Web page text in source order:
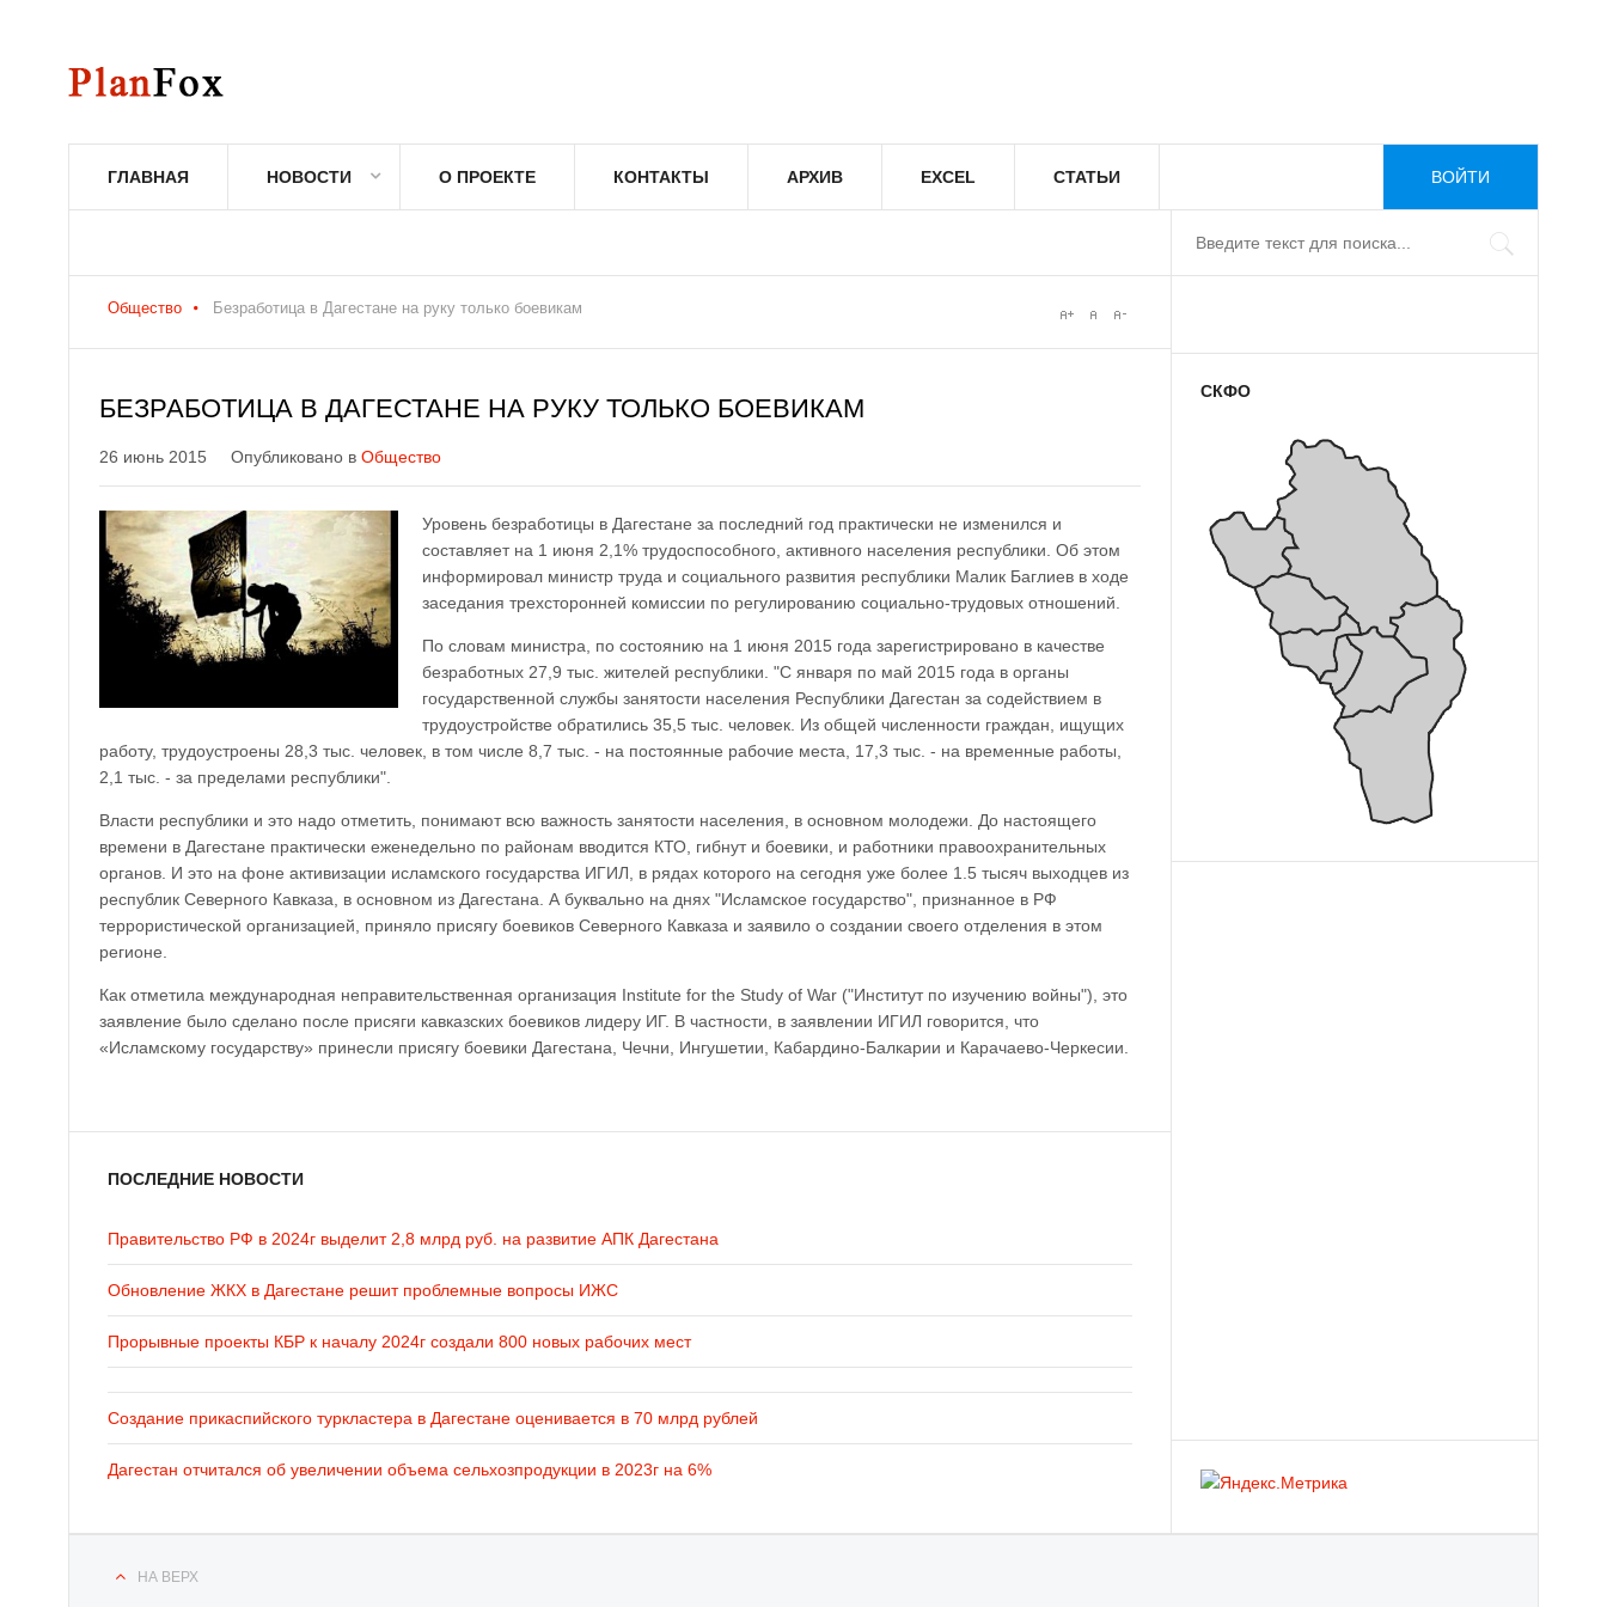
ГЛАВНАЯ НОВОСТИ О ПРОЕКТЕ КОНТАКТЫ АРХИВ EXCEL СТАТЬИ ВОЙТИ
Общество Безработица в Дагестане на руку только боевикам
БЕЗРАБОТИЦА В ДАГЕСТАНЕ НА РУКУ ТОЛЬКО БОЕВИКАМ
26 июнь 2015 Опубликовано в Общество
Уровень безработицы в Дагестане за последний год практически не изменился и
составляет на 1 июня 2,1% трудоспособного, активного населения республики. Об этом
информировал министр труда и социального развития республики Малик Баглиев в ходе
заседания трехсторонней комиссии по регулированию социально-трудовых отношений.
По словам министра, по состоянию на 1 июня 2015 года зарегистрировано в качестве
безработных 27,9 тыс. жителей республики. "С января по май 2015 года в органы
государственной службы занятости населения Республики Дагестан за содействием в
трудоустройстве обратились 35,5 тыс. человек. Из общей численности граждан, ищущих
работу, трудоустроены 28,3 тыс. человек, в том числе 8,7 тыс. - на постоянные рабочие места, 17,3 тыс. - на временные работы,
2,1 тыс. - за пределами республики".
Власти республики и это надо отметить, понимают всю важность занятости населения, в основном молодежи. До настоящего
времени в Дагестане практически еженедельно по районам вводится КТО, гибнут и боевики, и работники правоохранительных
органов. И это на фоне активизации исламского государства ИГИЛ, в рядах которого на сегодня уже более 1.5 тысяч выходцев из
республик Северного Кавказа, в основном из Дагестана. А буквально на днях "Исламское государство", признанное в РФ
террористической организацией, приняло присягу боевиков Северного Кавказа и заявило о создании своего отделения в этом
регионе.
Как отметила международная неправительственная организация Institute for the Study of War ("Институт по изучению войны"), это
заявление было сделано после присяги кавказских боевиков лидеру ИГ. В частности, в заявлении ИГИЛ говорится, что
«Исламскому государству» принесли присягу боевики Дагестана, Чечни, Ингушетии, Кабардино-Балкарии и Карачаево-Черкесии.
ПОСЛЕДНИЕ НОВОСТИ
Правительство РФ в 2024г выделит 2,8 млрд руб. на развитие АПК Дагестана
Обновление ЖКХ в Дагестане решит проблемные вопросы ИЖС
Прорывные проекты КБР к началу 2024г создали 800 новых рабочих мест
Создание прикаспийского туркластера в Дагестане оценивается в 70 млрд рублей
Дагестан отчитался об увеличении объема сельхозпродукции в 2023г на 6%
СКФО
НА ВЕРХ